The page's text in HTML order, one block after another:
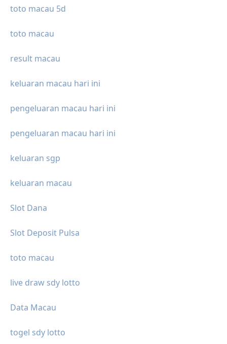
toto macau 5d
toto macau
result macau
keluaran macau hari ini
pengeluaran macau hari ini
pengeluaran macau hari ini
keluaran sgp
keluaran macau
Slot Dana
Slot Deposit Pulsa
toto macau
live draw sdy lotto
Data Macau
togel sdy lotto